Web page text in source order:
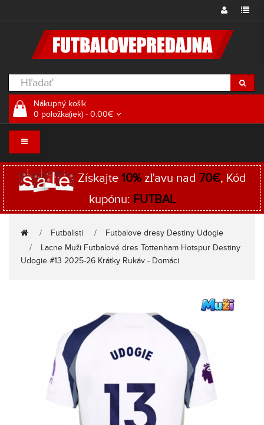
Nákupný košík
0 položka(iek) - 0.00€
Získajte 10%zľavu nad 70€, Kód
kupónu: FUTBAL
Futbalisti
Futbalove dresy Destiny Udogie
Lacne Muži Futbalové dres Tottenham Hotspur Destiny
Udogie #13 2025-26 Krátky Rukáv - Domáci